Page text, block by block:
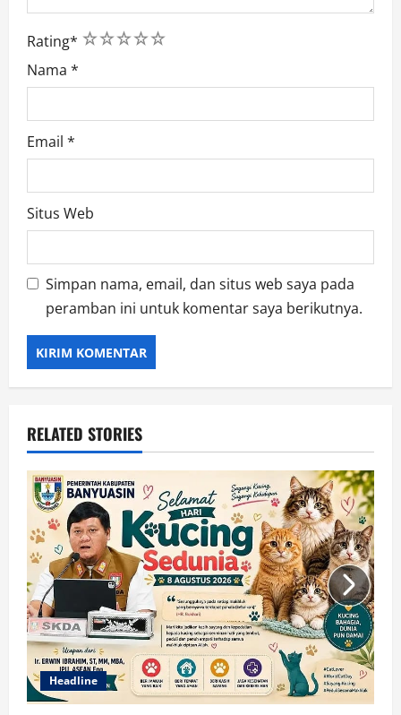
Rating* 5
4
3
2
1
Nama *
Email *
Situs Web
Simpan nama, email, dan situs web saya pada
peramban ini untuk komentar saya berikutnya.
RELATED STORIES
Headline